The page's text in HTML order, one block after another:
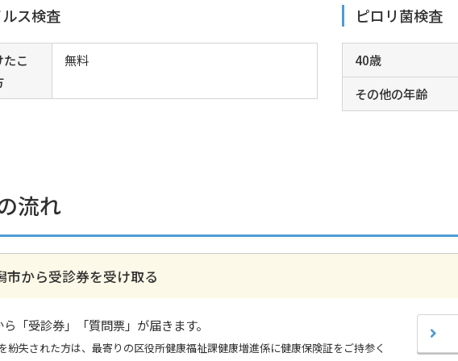
ス検査
こ
無料
ピロリ菌検査
40歳
その他の年齢
流れ
市から受診券を受け取る
「受診券」「質問票」が届きます。
紛失された方は、最寄りの区役所健康福祉課健康増進係に健康保険証をご持参く